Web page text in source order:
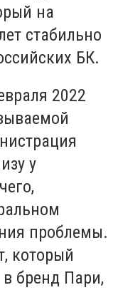
на
стабильно
БК.
2022
у
проблемы.
который
бренд Пари,